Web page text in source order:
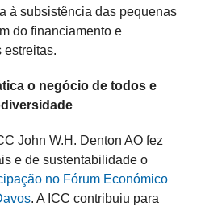
à subsistência das pequenas
do financiamento e
estreitas.
o negócio de todos e
John W.H. Denton AO fez
e de sustentabilidade o
no Fórum Económico
. A ICC contribuiu para